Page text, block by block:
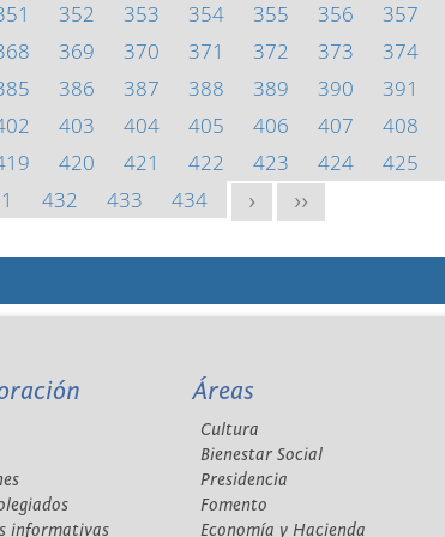
352 353 354 355 356 357
369 370 371 372 373 374
386 387 388 389 390 391
403 404 405 406 407 408
420 421 422 423 424 425
432 433 434 > >>
informativas
Áreas
Cultura
Bienestar Social
Presidencia
Fomento
Economía y Hacienda